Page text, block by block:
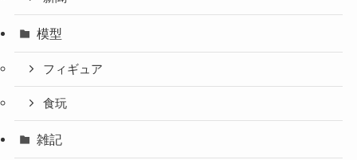
模型
フィギュア
食玩
雑記